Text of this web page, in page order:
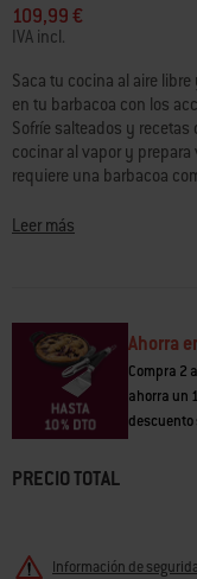
5
estrellas,
valor
medio
de
valoración.
Read
11
Reviews.
Enlace
la
misma
109,99 €
IVA incl.
Saca tu cocina al aire
en tu barbacoa con los
Sofríe salteados y recetas
cocinar al vapor y
requiere una barbacoa
barbacoas equipadas con
• Este accesorio requiere el
• El hierro colado
uniforme
• Grande, con 5,7 l de
• Asegúrate de que tu
CRAFTED
Leer más
Ahorra
Compra 2
ahorra un
descuento
PRECIO TOTAL
Información de